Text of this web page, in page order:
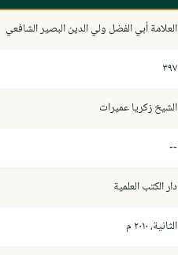
العلامة أبي الفضل ولي الدين البصير الشافعي
٣٩٧
الشيخ زكريا عميرات
--
دار الكتب العلمية
الثانية، ٢٠١٠ م